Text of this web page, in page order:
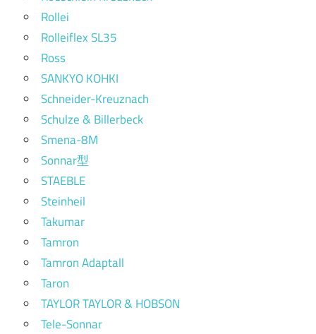
Rollei
Rolleiflex SL35
Ross
SANKYO KOHKI
Schneider-Kreuznach
Schulze & Billerbeck
Smena-8M
Sonnar型
STAEBLE
Steinheil
Takumar
Tamron
Tamron Adaptall
Taron
TAYLOR TAYLOR & HOBSON
Tele-Sonnar